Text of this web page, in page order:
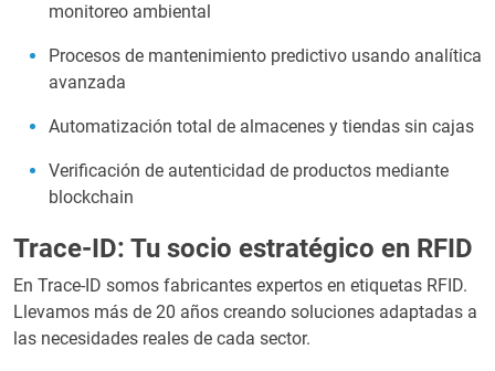
monitoreo ambiental
Procesos de mantenimiento predictivo usando analítica
avanzada
Automatización total de almacenes y tiendas sin cajas
Verificación de autenticidad de productos mediante
blockchain
Trace-ID: Tu socio estratégico en RFID
En Trace-ID somos fabricantes expertos en etiquetas RFID.
Llevamos más de 20 años creando soluciones adaptadas a
las necesidades reales de cada sector.